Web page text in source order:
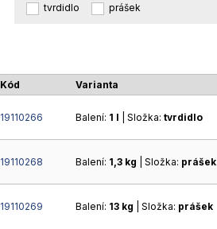
tvrdidlo
prášek
Kód Varianta
19110266 Balení: 1 l | Složka: tvrdidlo
19110268 Balení: 1,3 kg | Složka: prášek
19110269 Balení: 13 kg | Složka: prášek